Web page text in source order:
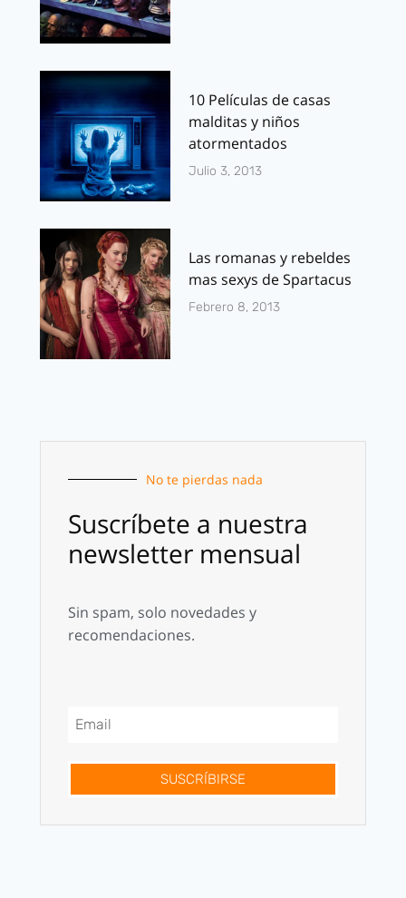
10 Películas de casas
malditas y niños
atormentados
Julio 3, 2013
Las romanas y rebeldes
mas sexys de Spartacus
Febrero 8, 2013
No te pierdas nada
Suscríbete a nuestra
newsletter mensual
Sin spam, solo novedades y
recomendaciones.
SUSCRÍBIRSE